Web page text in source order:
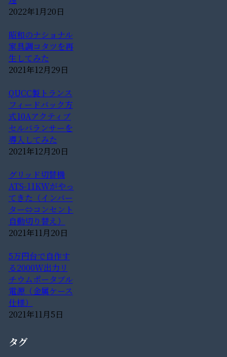
2022年1月20日
昭和のナショナル
家具調コタツを再
生してみた
2021年12月29日
QUCC製トランス
フィードバック方
式10Aアクティブ
セルバランサーを
導入してみた
2021年12月20日
グリッド切替機
ATS-11KWがやっ
てきた（インバー
ター⇔コンセント
自動切り替え）
2021年11月20日
5万円台で自作す
る2000W出力リ
チウムポータブル
電源（金属ケース
仕様）
2021年11月5日
タグ